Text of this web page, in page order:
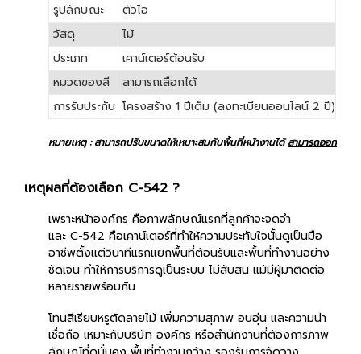
รูปลักษณะ
ตัวไอ
วัสดุ
ไม้
ประเภท
เคาน์เตอร์ต้อนรับ
หมวดของสี
สามารถเลือกได้
การรับประกัน โครงสร้าง 1 ปีเต็ม (ลงทะเบียนออนไลน์ 2 ปี)
หมายเหตุ : สามารถปรับขนาดให้เหมาะสมกับพื้นที่หน้างานได้สามารถออกใบก
เหตุผลที่ต้องเลือก C-542 ?
เพราะหน้าองค์กร คือภาพลักษณ์แรกที่ลูกค้าจะจดจำ
และ C-542 คือเคาน์เตอร์ที่ทำให้ความประทับใจนั้นดูเป็นมือ
อาชีพตั้งแต่วินาทีแรกแยกพื้นที่ต้อนรับและพื้นที่ทำงานอย่าง
ชัดเจน ทำให้การบริการดูเป็นระบบ ไม่สับสน แม้มีผู้มาติดต่อ
หลายรายพร้อมกัน
โทนสีเรียบหรูตัดลายไม้ เพิ่มความสุภาพ อบอุ่น และความน่า
เชื่อถือ เหมาะกับบริษัท องค์กร หรือสำนักงานที่ต้องการภาพ